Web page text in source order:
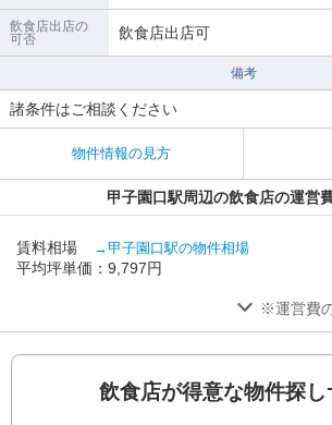
飲食店出店の
可否
飲食店出店可
備考
諸条件はご相談ください
物件情報の見方
甲子園口駅周辺の飲食店の運営
賃料相場 →甲子園口駅の物件相場
平均坪単価：9,797円
※運営費の
飲食店が得意な物件探し